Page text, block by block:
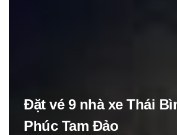
Đặt vé 9 nhà xe Thái
Phúc Tam Đảo